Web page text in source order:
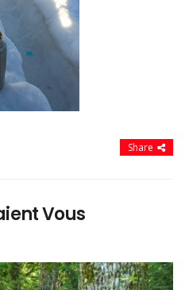
Share
Vous